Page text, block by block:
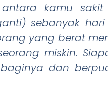
kamu
sebanyak
yang berat
miskin.
dan